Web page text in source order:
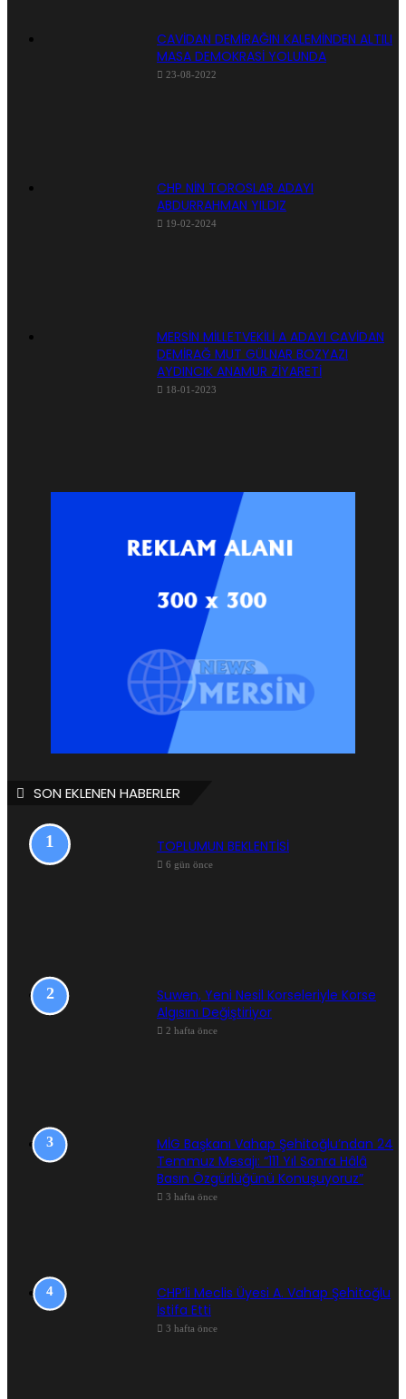
CAVİDAN DEMİRAĞIN KALEMİNDEN ALTILI
MASA DEMOKRASİ YOLUNDA
23-08-2022
CHP NİN TOROSLAR ADAYI
ABDURRAHMAN YILDIZ
19-02-2024
MERSİN MİLLETVEKİLİ A ADAYI CAVİDAN
DEMİRAĞ MUT GÜLNAR BOZYAZI
AYDINCIK ANAMUR ZİYARETİ
18-01-2023
SON EKLENEN HABERLER
TOPLUMUN BEKLENTİSİ
6 gün önce
Suwen, Yeni Nesil Korseleriyle Korse
Algısını Değiştiriyor
2 hafta önce
MİG Başkanı Vahap Şehitoğlu’ndan 24
Temmuz Mesajı: “111 Yıl Sonra Hâlâ
Basın Özgürlüğünü Konuşuyoruz”
3 hafta önce
CHP’li Meclis Üyesi A. Vahap Şehitoğlu
İstifa Etti
3 hafta önce